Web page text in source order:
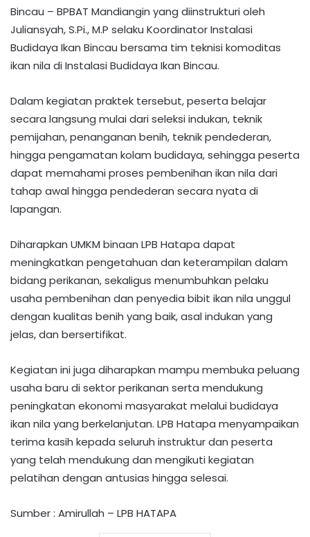
Bincau – BPBAT Mandiangin yang diinstrukturi oleh
Juliansyah, S.Pi., M.P selaku Koordinator Instalasi
Budidaya Ikan Bincau bersama tim teknisi komoditas
ikan nila di Instalasi Budidaya Ikan Bincau.
Dalam kegiatan praktek tersebut, peserta belajar
secara langsung mulai dari seleksi indukan, teknik
pemijahan, penanganan benih, teknik pendederan,
hingga pengamatan kolam budidaya, sehingga peserta
dapat memahami proses pembenihan ikan nila dari
tahap awal hingga pendederan secara nyata di
lapangan.
Diharapkan UMKM binaan LPB Hatapa dapat
meningkatkan pengetahuan dan keterampilan dalam
bidang perikanan, sekaligus menumbuhkan pelaku
usaha pembenihan dan penyedia bibit ikan nila unggul
dengan kualitas benih yang baik, asal indukan yang
jelas, dan bersertifikat.
Kegiatan ini juga diharapkan mampu membuka peluang
usaha baru di sektor perikanan serta mendukung
peningkatan ekonomi masyarakat melalui budidaya
ikan nila yang berkelanjutan. LPB Hatapa menyampaikan
terima kasih kepada seluruh instruktur dan peserta
yang telah mendukung dan mengikuti kegiatan
pelatihan dengan antusias hingga selesai.
Sumber : Amirullah – LPB HATAPA